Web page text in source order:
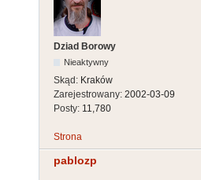
Dziad Borowy
Nieaktywny
Skąd: Kraków
Zarejestrowany: 2002-03-09
Posty: 11,780
Strona
pablozp